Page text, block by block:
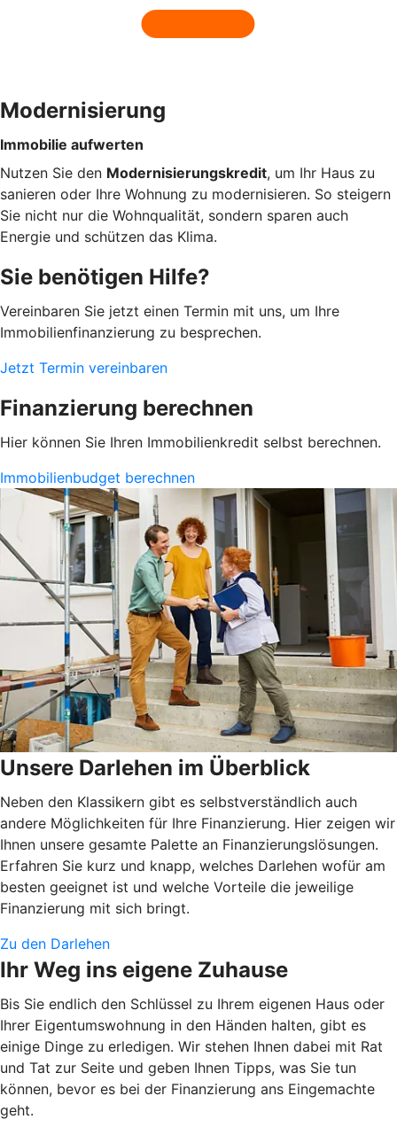
Modernisierung
Immobilie aufwerten
Nutzen Sie den Modernisierungskredit, um Ihr Haus zu
sanieren oder Ihre Wohnung zu modernisieren. So steigern
Sie nicht nur die Wohnqualität, sondern sparen auch
Energie und schützen das Klima.
Sie benötigen Hilfe?
Vereinbaren Sie jetzt einen Termin mit uns, um Ihre
Immobilienfinanzierung zu besprechen.
Jetzt Termin vereinbaren
Finanzierung berechnen
Hier können Sie Ihren Immobilienkredit selbst berechnen.
Immobilienbudget berechnen
Unsere Darlehen im Überblick
Neben den Klassikern gibt es selbstverständlich auch
andere Möglichkeiten für Ihre Finanzierung. Hier zeigen wir
Ihnen unsere gesamte Palette an Finanzierungslösungen.
Erfahren Sie kurz und knapp, welches Darlehen wofür am
besten geeignet ist und welche Vorteile die jeweilige
Finanzierung mit sich bringt.
Zu den Darlehen
Ihr Weg ins eigene Zuhause
Bis Sie endlich den Schlüssel zu Ihrem eigenen Haus oder
Ihrer Eigentumswohnung in den Händen halten, gibt es
einige Dinge zu erledigen. Wir stehen Ihnen dabei mit Rat
und Tat zur Seite und geben Ihnen Tipps, was Sie tun
können, bevor es bei der Finanzierung ans Eingemachte
geht.